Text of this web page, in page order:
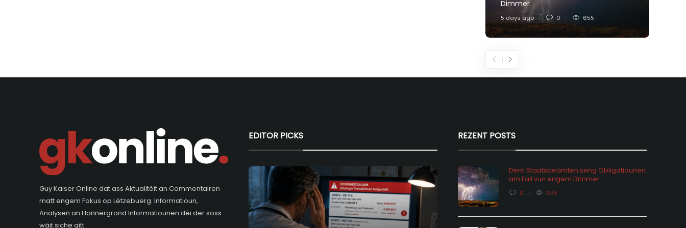
Dimmer
5 days ago 0 655
Guy Kaiser Online dat ass Aktualitéit an Commentairen
matt engem Fokus op Lëtzebuerg. Informatioun,
Analysen an Hannergrond Informatiounen déi der soss
wäit siche gitt.
EDITOR PICKS REZENT POSTS
Dem Staatsbeamten seng Obligatiounen
am Fall vun engem Dimmer
0 655